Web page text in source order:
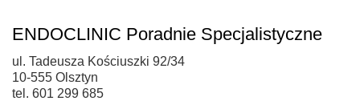
ENDOCLINIC Poradnie Specjalistyczne
ul. Tadeusza Kościuszki 92/34
10-555 Olsztyn
tel. 601 299 685